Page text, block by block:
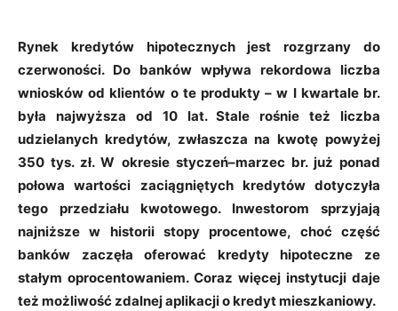
Rynek kredytów hipotecznych jest rozgrzany do
czerwoności. Do banków wpływa rekordowa liczba
wniosków od klientów o te produkty – w I kwartale br.
była najwyższa od 10 lat. Stale rośnie też liczba
udzielanych kredytów, zwłaszcza na kwotę powyżej
350 tys. zł. W okresie styczeń–marzec br. już ponad
połowa wartości zaciągniętych kredytów dotyczyła
tego przedziału kwotowego. Inwestorom sprzyjają
najniższe w historii stopy procentowe, choć część
banków zaczęła oferować kredyty hipoteczne ze
stałym oprocentowaniem. Coraz więcej instytucji daje
też możliwość zdalnej aplikacji o kredyt mieszkaniowy.